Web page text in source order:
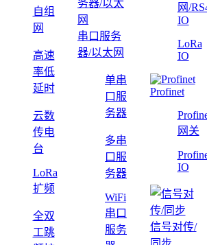
自组
网
高速
率低
延时
云数
传电
台
LoRa
扩频
全双
工跳
串口服务
器/以太网
单串
口服
务器
多串
口服
务器
WiFi
串口
服务
网/
IO
LoRa
IO
Profinet
网关
IO
信号对传/